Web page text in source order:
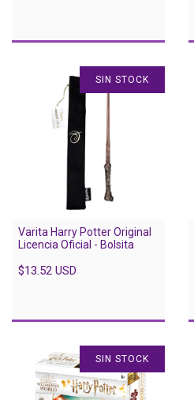
SIN STOCK
Varita Harry Potter Original
Licencia Oficial - Bolsita
$13.52 USD
SIN STOCK